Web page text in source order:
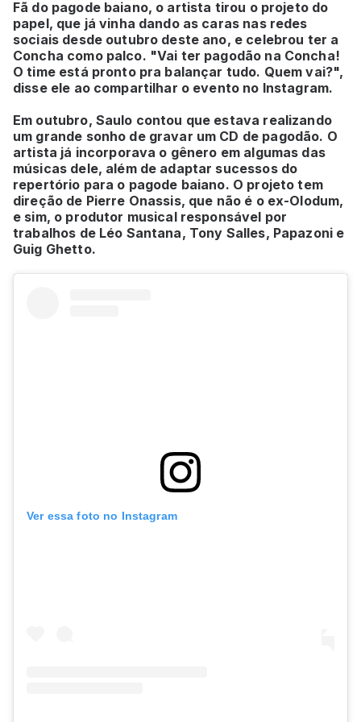
Fã do pagode baiano, o artista tirou o projeto do
papel, que já vinha dando as caras nas redes
sociais desde outubro deste ano, e celebrou ter a
Concha como palco. "Vai ter pagodão na Concha!
O time está pronto pra balançar tudo. Quem vai?",
disse ele ao compartilhar o evento no Instagram.
Em outubro, Saulo contou que estava realizando
um grande sonho de gravar um CD de pagodão. O
artista já incorporava o gênero em algumas das
músicas dele, além de adaptar sucessos do
repertório para o pagode baiano. O projeto tem
direção de Pierre Onassis, que não é o ex-Olodum,
e sim, o produtor musical responsável por
trabalhos de Léo Santana, Tony Salles, Papazoni e
Guig Ghetto.
Ver essa foto no Instagram